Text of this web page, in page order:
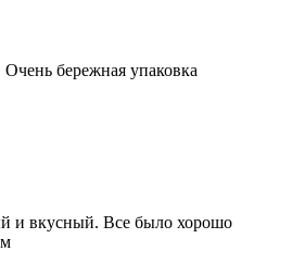
бережная упаковка
и вкусный. Все было хорошо